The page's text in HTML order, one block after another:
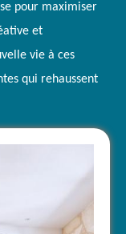
pour maximiser
et
vie à ces
qui rehaussent